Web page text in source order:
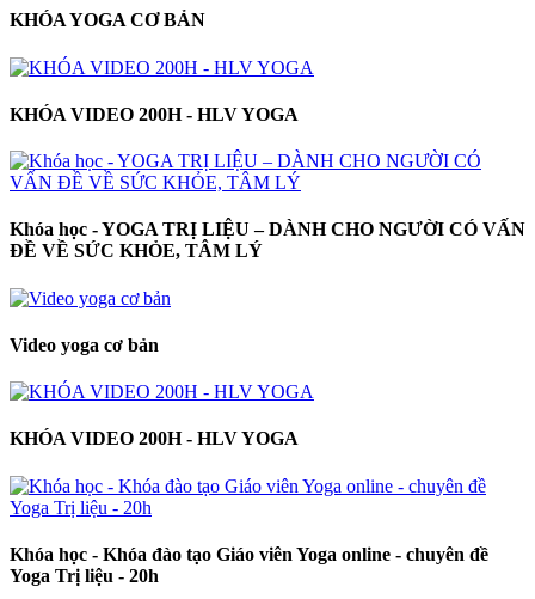
KHÓA YOGA CƠ BẢN
KHÓA VIDEO 200H - HLV YOGA
Khóa học - YOGA TRỊ LIỆU – DÀNH CHO NGƯỜI CÓ VẤN
ĐỀ VỀ SỨC KHỎE, TÂM LÝ
Video yoga cơ bản
KHÓA VIDEO 200H - HLV YOGA
Khóa học - Khóa đào tạo Giáo viên Yoga online - chuyên đề
Yoga Trị liệu - 20h